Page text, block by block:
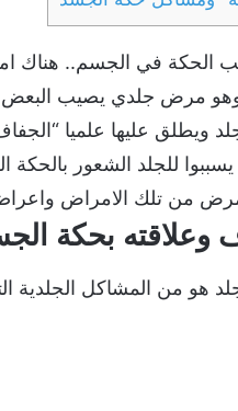
الحكة في الجسم.. هناك
مرض جلدي يصيب البعض
ويطلق عليها علميا
للجلد الشعور
من تلك الامراض واعراضه
وعلاقته بحكة
هو من المشاكل الجلدية